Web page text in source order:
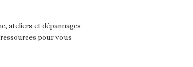
ateliers et dépannages
pour vous